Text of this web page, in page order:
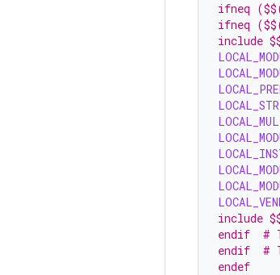
ifneq
ifneq
include
include
endif  #
endif  #
endef